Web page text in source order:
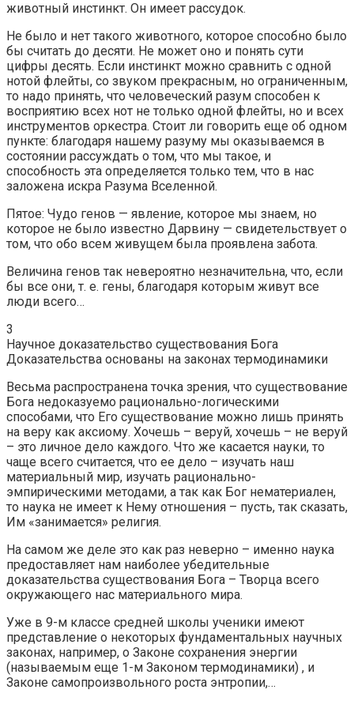
животный инстинкт. Он имеет рассудок.
Не было и нет такого животного, которое способно было
бы считать до десяти. Не может оно и понять сути
цифры десять. Если инстинкт можно сравнить с одной
нотой флейты, со звуком прекрасным, но ограниченным,
то надо принять, что человеческий разум способен к
восприятию всех нот не только одной флейты, но и всех
инструментов оркестра. Стоит ли говорить еще об одном
пункте: благодаря нашему разуму мы оказываемся в
состоянии рассуждать о том, что мы такое, и
способность эта определяется только тем, что в нас
заложена искра Разума Вселенной.
Пятое: Чудо генов — явление, которое мы знаем, но
которое не было известно Дарвину — свидетельствует о
том, что обо всем живущем была проявлена забота.
Величина генов так невероятно незначительна, что, если
бы все они, т. е. гены, благодаря которым живут все
люди всего…
3
Научное доказательство существования Бога
Доказательства основаны на законах термодинамики
Весьма распространена точка зрения, что существование
Бога недоказуемо рационально-логическими
способами, что Его существование можно лишь принять
на веру как аксиому. Хочешь – веруй, хочешь – не веруй
– это личное дело каждого. Что же касается науки, то
чаще всего считается, что ее дело – изучать наш
материальный мир, изучать рационально-
эмпирическими методами, а так как Бог нематериален,
то наука не имеет к Нему отношения – пусть, так сказать,
Им «занимается» религия.
На самом же деле это как раз неверно – именно наука
предоставляет нам наиболее убедительные
доказательства существования Бога – Творца всего
окружающего нас материального мира.
Уже в 9-м классе средней школы ученики имеют
представление о некоторых фундаментальных научных
законах, например, о Законе сохранения энергии
(называемым еще 1-м Законом термодинамики) , и
Законе самопроизвольного роста энтропии,…